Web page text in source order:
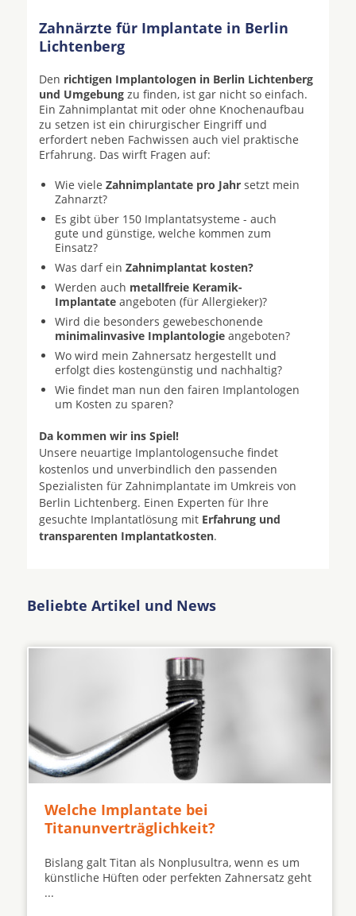
Zahnärzte für Implantate in Berlin
Lichtenberg
Den richtigen Implantologen in Berlin Lichtenberg
und Umgebung zu finden, ist gar nicht so einfach.
Ein Zahnimplantat mit oder ohne Knochenaufbau
zu setzen ist ein chirurgischer Eingriff und
erfordert neben Fachwissen auch viel praktische
Erfahrung. Das wirft Fragen auf:
Wie viele Zahnimplantate pro Jahr setzt mein
Zahnarzt?
Es gibt über 150 Implantatsysteme - auch
gute und günstige, welche kommen zum
Einsatz?
Was darf ein Zahnimplantat kosten?
Werden auch metallfreie Keramik-
Implantate angeboten (für Allergieker)?
Wird die besonders gewebeschonende
minimalinvasive Implantologie angeboten?
Wo wird mein Zahnersatz hergestellt und
erfolgt dies kostengünstig und nachhaltig?
Wie findet man nun den fairen Implantologen
um Kosten zu sparen?
Da kommen wir ins Spiel!
Unsere neuartige Implantologensuche findet
kostenlos und unverbindlich den passenden
Spezialisten für Zahnimplantate im Umkreis von
Berlin Lichtenberg. Einen Experten für Ihre
gesuchte Implantatlösung mit Erfahrung und
transparenten Implantatkosten.
Beliebte Artikel und News
Welche Implantate bei
Titanunverträglichkeit?
Bislang galt Titan als Nonplusultra, wenn es um
künstliche Hüften oder perfekten Zahnersatz geht
...